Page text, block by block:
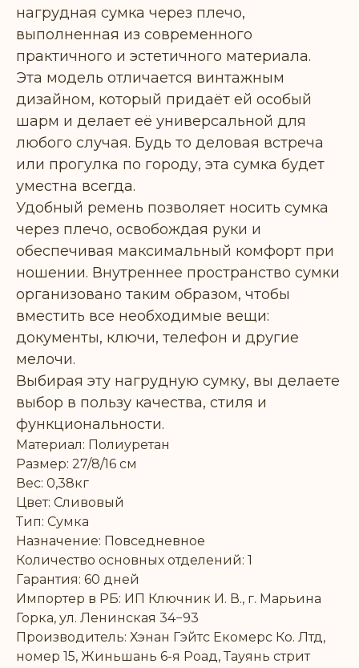
нагрудная сумка через плечо,
выполненная из современного
практичного и эстетичного материала.
Эта модель отличается винтажным
дизайном, который придаёт ей особый
шарм и делает её универсальной для
любого случая. Будь то деловая встреча
или прогулка по городу, эта сумка будет
уместна всегда.
Удобный ремень позволяет носить сумка
через плечо, освобождая руки и
обеспечивая максимальный комфорт при
ношении. Внутреннее пространство сумки
организовано таким образом, чтобы
вместить все необходимые вещи:
документы, ключи, телефон и другие
мелочи.
Выбирая эту нагрудную сумку, вы делаете
выбор в пользу качества, стиля и
функциональности.
Материал: Полиуретан
Размер: 27/8/16 см
Вес: 0,38кг
Цвет: Сливовый
Тип: Сумка
Назначение: Повседневное
Количество основных отделений: 1
Гарантия: 60 дней
Импортер в РБ: ИП Ключник И. В., г. Марьина
Горка, ул. Ленинская 34−93
Производитель: Хэнан Гэйтс Екомерс Ко. Лтд,
номер 15, Жиньшань 6-я Роад, Тауянь стрит